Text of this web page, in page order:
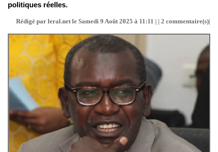
politiques réelles.
Rédigé par leral.net le Samedi 9 Août 2025 à 11:11 | | 2 commentaire(s)|